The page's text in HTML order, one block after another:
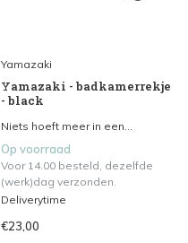
Yamazaki
Yamazaki - badkamerrekje
- black
Niets hoeft meer in een...
Op voorraad
Voor 14.00 besteld, dezelfde
(werk)dag verzonden.
Deliverytime
€23,00